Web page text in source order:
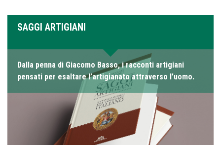
SAGGI ARTIGIANI
Dalla penna di Giacomo Basso, i racconti artigiani
pensati per esaltare l’artigianato attraverso l’uomo.